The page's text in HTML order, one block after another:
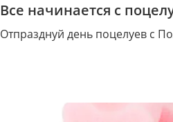
Все начинается с
Отпразднуй день поцелуев с